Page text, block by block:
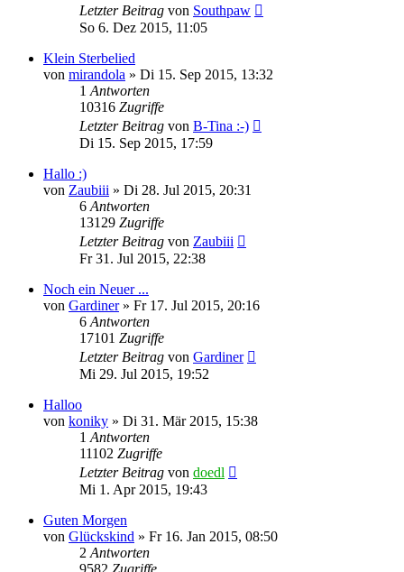
Letzter Beitrag von Southpaw
So 6. Dez 2015, 11:05
Klein Sterbelied
von mirandola » Di 15. Sep 2015, 13:32
1 Antworten
10316 Zugriffe
Letzter Beitrag von B-Tina :-)
Di 15. Sep 2015, 17:59
Hallo :)
von Zaubiii » Di 28. Jul 2015, 20:31
6 Antworten
13129 Zugriffe
Letzter Beitrag von Zaubiii
Fr 31. Jul 2015, 22:38
Noch ein Neuer ...
von Gardiner» Fr 17. Jul 2015, 20:16
6 Antworten
17101 Zugriffe
Letzter Beitrag von Gardiner
Mi 29. Jul 2015, 19:52
Halloo
von koniky » Di 31. Mär 2015, 15:38
1 Antworten
11102 Zugriffe
Letzter Beitrag von doedl
Mi 1. Apr 2015, 19:43
Guten Morgen
von Glückskind » Fr 16. Jan 2015, 08:50
2 Antworten
9582 Zugriffe